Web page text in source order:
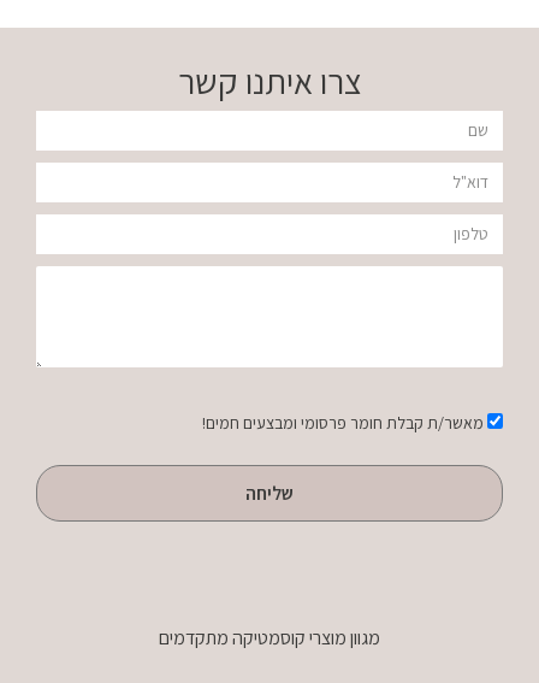
קשרים
340
צרו איתנו קשר
שם
דוא"ל
טלפון
אישורמאשר/ת קבלת חומר פרסומי ומבצעים חמים!
שליחה
מגוון מוצרי קוסמטיקה מתקדמים